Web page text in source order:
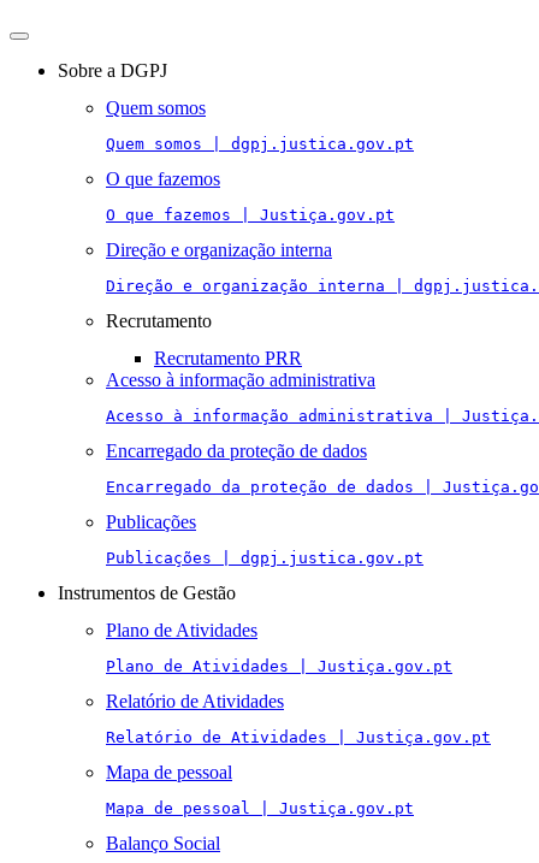
Toggle
navigationSobre a DGPJ
Quem somos
Quem somos | dgpj.justica.gov.pt
O que fazemos
O que fazemos | Justiça.gov.pt
Direção e organização interna
Direção e organização interna |
Recrutamento
Recrutamento PRR
Acesso à informação administrativa
Acesso à informação administrativa |
Encarregado da proteção de dados
Encarregado da proteção de dados |
Publicações
Publicações | dgpj.justica.gov.pt
Instrumentos de Gestão
Plano de Atividades
Plano de Atividades | Justiça.gov.pt
Relatório de Atividades
Relatório de Atividades | Justiça.gov.pt
Mapa de pessoal
Mapa de pessoal | Justiça.gov.pt
Balanço Social